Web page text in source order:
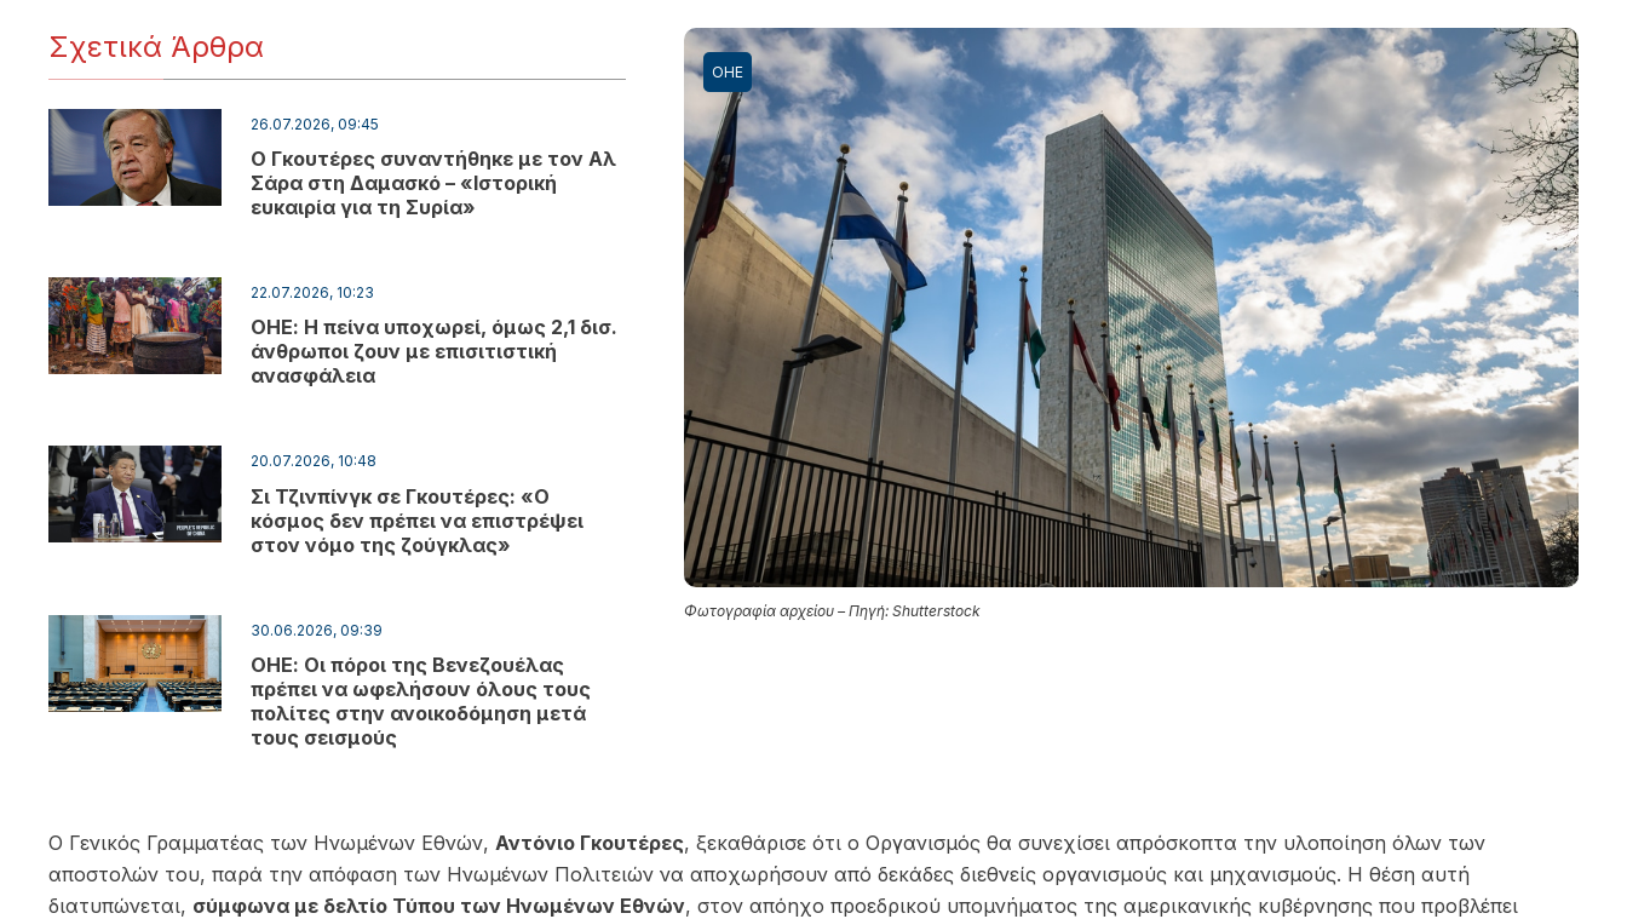
Σχετικά Άρθρα
26.07.2026, 09:45
Ο Γκουτέρες συναντήθηκε με τον Αλ
Σάρα στη Δαμασκό – «Ιστορική
ευκαιρία για τη Συρία»
22.07.2026, 10:23
ΟΗΕ: Η πείνα υποχωρεί, όμως 2,1 δισ.
άνθρωποι ζουν με επισιτιστική
ανασφάλεια
20.07.2026, 10:48
Σι Τζινπίνγκ σε Γκουτέρες: «Ο
κόσμος δεν πρέπει να επιστρέψει
στον νόμο της ζούγκλας»
30.06.2026, 09:39
ΟΗΕ: Οι πόροι της Βενεζουέλας
πρέπει να ωφελήσουν όλους τους
πολίτες στην ανοικοδόμηση μετά
τους σεισμούς
Φωτογραφία αρχείου – Πηγή: Shutterstock
ΟΗΕ
Ο Γενικός Γραμματέας των Ηνωμένων Εθνών, Αντόνιο Γκουτέρες, ξεκαθάρισε ότι ο Οργανισμός θα συνεχίσει απρόσκοπτα την υλοποίηση όλων των
αποστολών του, παρά την απόφαση των Ηνωμένων Πολιτειών να αποχωρήσουν από δεκάδες διεθνείς οργανισμούς και μηχανισμούς. Η θέση αυτή
διατυπώνεται, σύμφωνα με δελτίο Τύπου των Ηνωμένων Εθνών, στον απόηχο προεδρικού υπομνήματος της αμερικανικής κυβέρνησης που προβλέπει